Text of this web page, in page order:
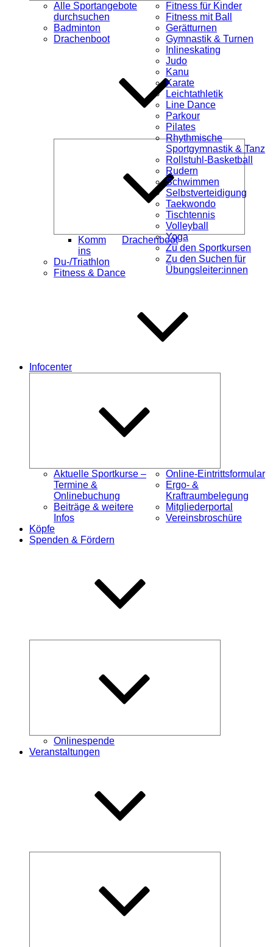
Alle Sportangebote
durchsuchen
Badminton
Drachenboot
öffnen
Komm
ins
Drachenboot
Du-/Triathlon
Fitness & Dance
Fitness für Kinder
Fitness mit Ball
Gerätturnen
Gymnastik & Turnen
Inlineskating
Judo
Kanu
Karate
Leichtathletik
Line Dance
Parkour
Pilates
Rhythmische
Sportgymnastik & Tanz
Rollstuhl-Basketball
Rudern
Schwimmen
Selbstverteidigung
Taekwondo
Tischtennis
Volleyball
Yoga
Zu den Sportkursen
Zu den Suchen für
Übungsleiter:innen
Infocenter
Aktuelle Sportkurse –
Termine &
Onlinebuchung
Beiträge & weitere
Infos
Online-Eintrittsformular
Ergo- &
Kraftraumbelegung
Mitgliederportal
Vereinsbroschüre
Köpfe
Spenden & Fördern
Onlinespende
Veranstaltungen